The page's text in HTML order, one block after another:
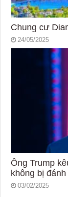
Chung cư
24/05/2025
Ông Trump
không bị
03/02/2025